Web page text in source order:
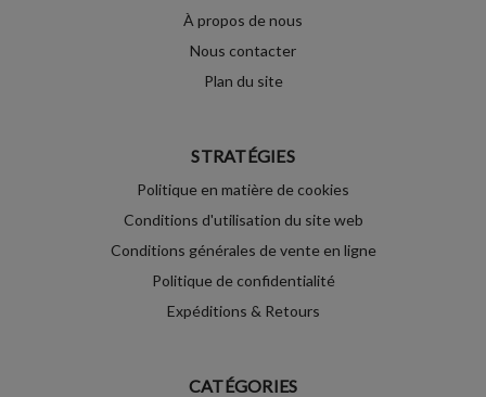
À propos de nous
Nous contacter
Plan du site
STRATÉGIES
Politique en matière de cookies
Conditions d'utilisation du site web
Conditions générales de vente en ligne
Politique de confidentialité
Expéditions & Retours
CATÉGORIES